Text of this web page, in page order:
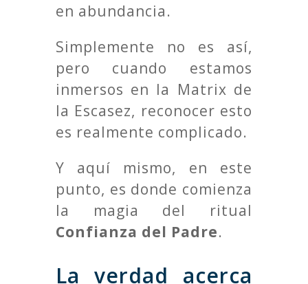
en abundancia.
Simplemente no es así,
pero cuando estamos
inmersos en la Matrix de
la Escasez, reconocer esto
es realmente complicado.
Y aquí mismo, en este
punto, es donde comienza
la magia del ritual
Confianza del Padre.
La verdad acerca